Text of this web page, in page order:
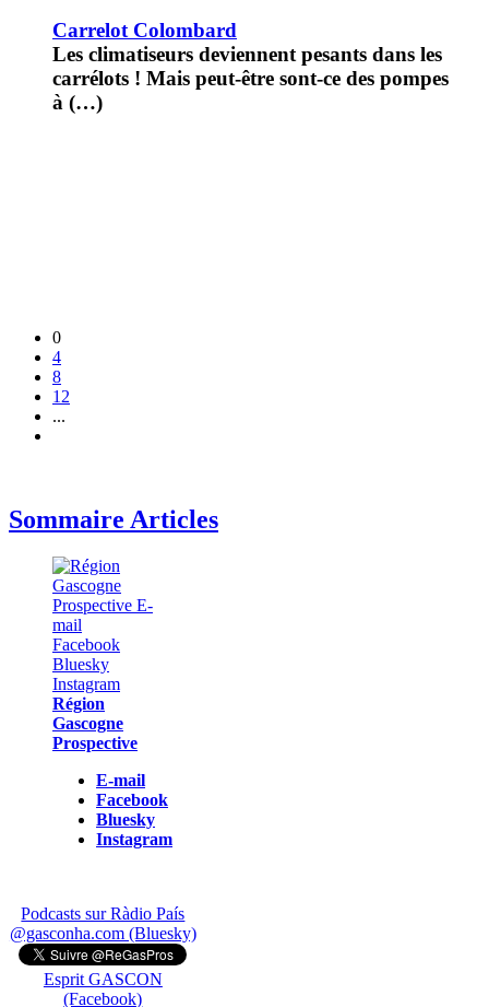
Carrelot Colombard
Les climatiseurs deviennent pesants dans les
carrélots ! Mais peut-être sont-ce des pompes
à (…)
0
4
8
12
...
Sommaire Articles
Région
Gascogne
Prospective
E-mail
Facebook
Bluesky
Instagram
Podcasts sur Ràdio País
@gasconha.com (Bluesky)
Esprit GASCON
(Facebook)